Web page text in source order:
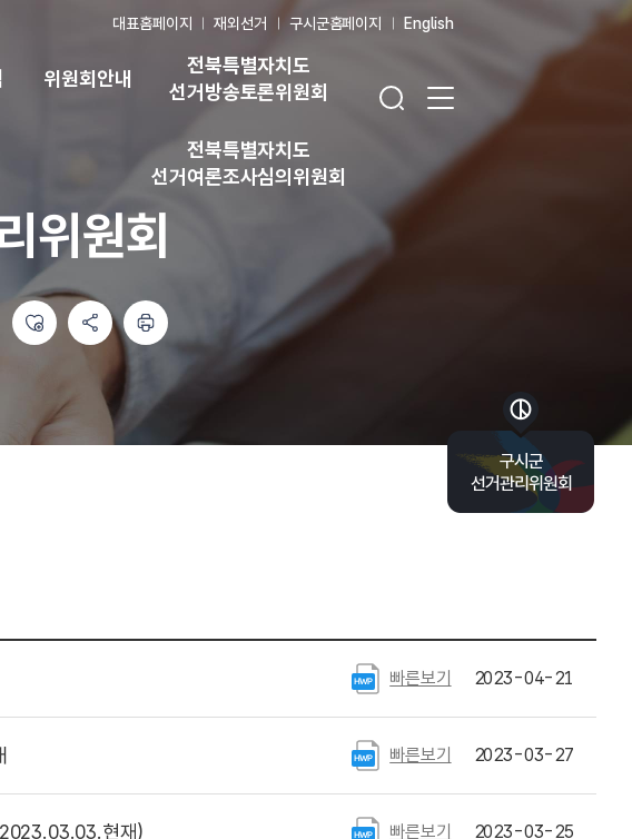
대표홈페이지 재외선거 구시군홈페이지 English
위원회안내
전북특별자치도
선거방송토론위원회
전북특별자치도
선거여론조사심의위원회
위원회
빠른보기 2023-04-21
빠른보기 2023-03-27
현재) 빠른보기 2023-03-25
구시군
선거관리위원회
바로가기 목록 열기